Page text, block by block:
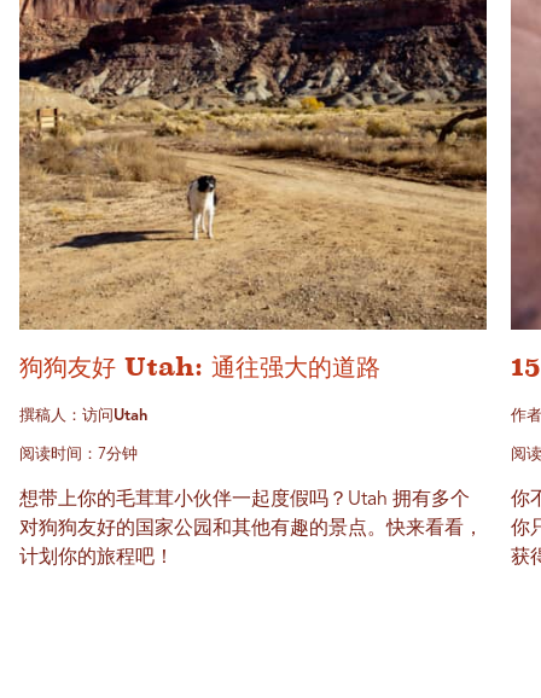
狗狗友好 Utah: 通往强大的道路
撰稿人：访问Utah
阅读时间：7分钟
想带上你的毛茸茸小伙伴一起度假吗？Utah 拥有多个
对狗狗友好的国家公园和其他有趣的景点。快来看看，
计划你的旅程吧！
作
阅
你
你
获